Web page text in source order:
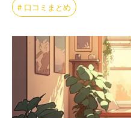
# 口コミまとめ